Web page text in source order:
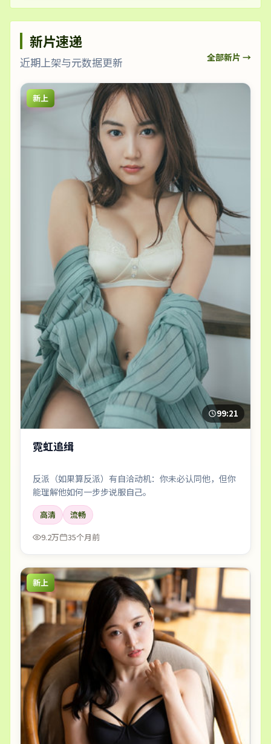
新片速递
近期上架与元数据更新 全部新片 →
新上
99:21
霓虹追缉
反派（如果算反派）有自洽动机：你未必认同他，但你
能理解他如何一步步说服自己。
高清
流畅
9.2万
35个月前
新上